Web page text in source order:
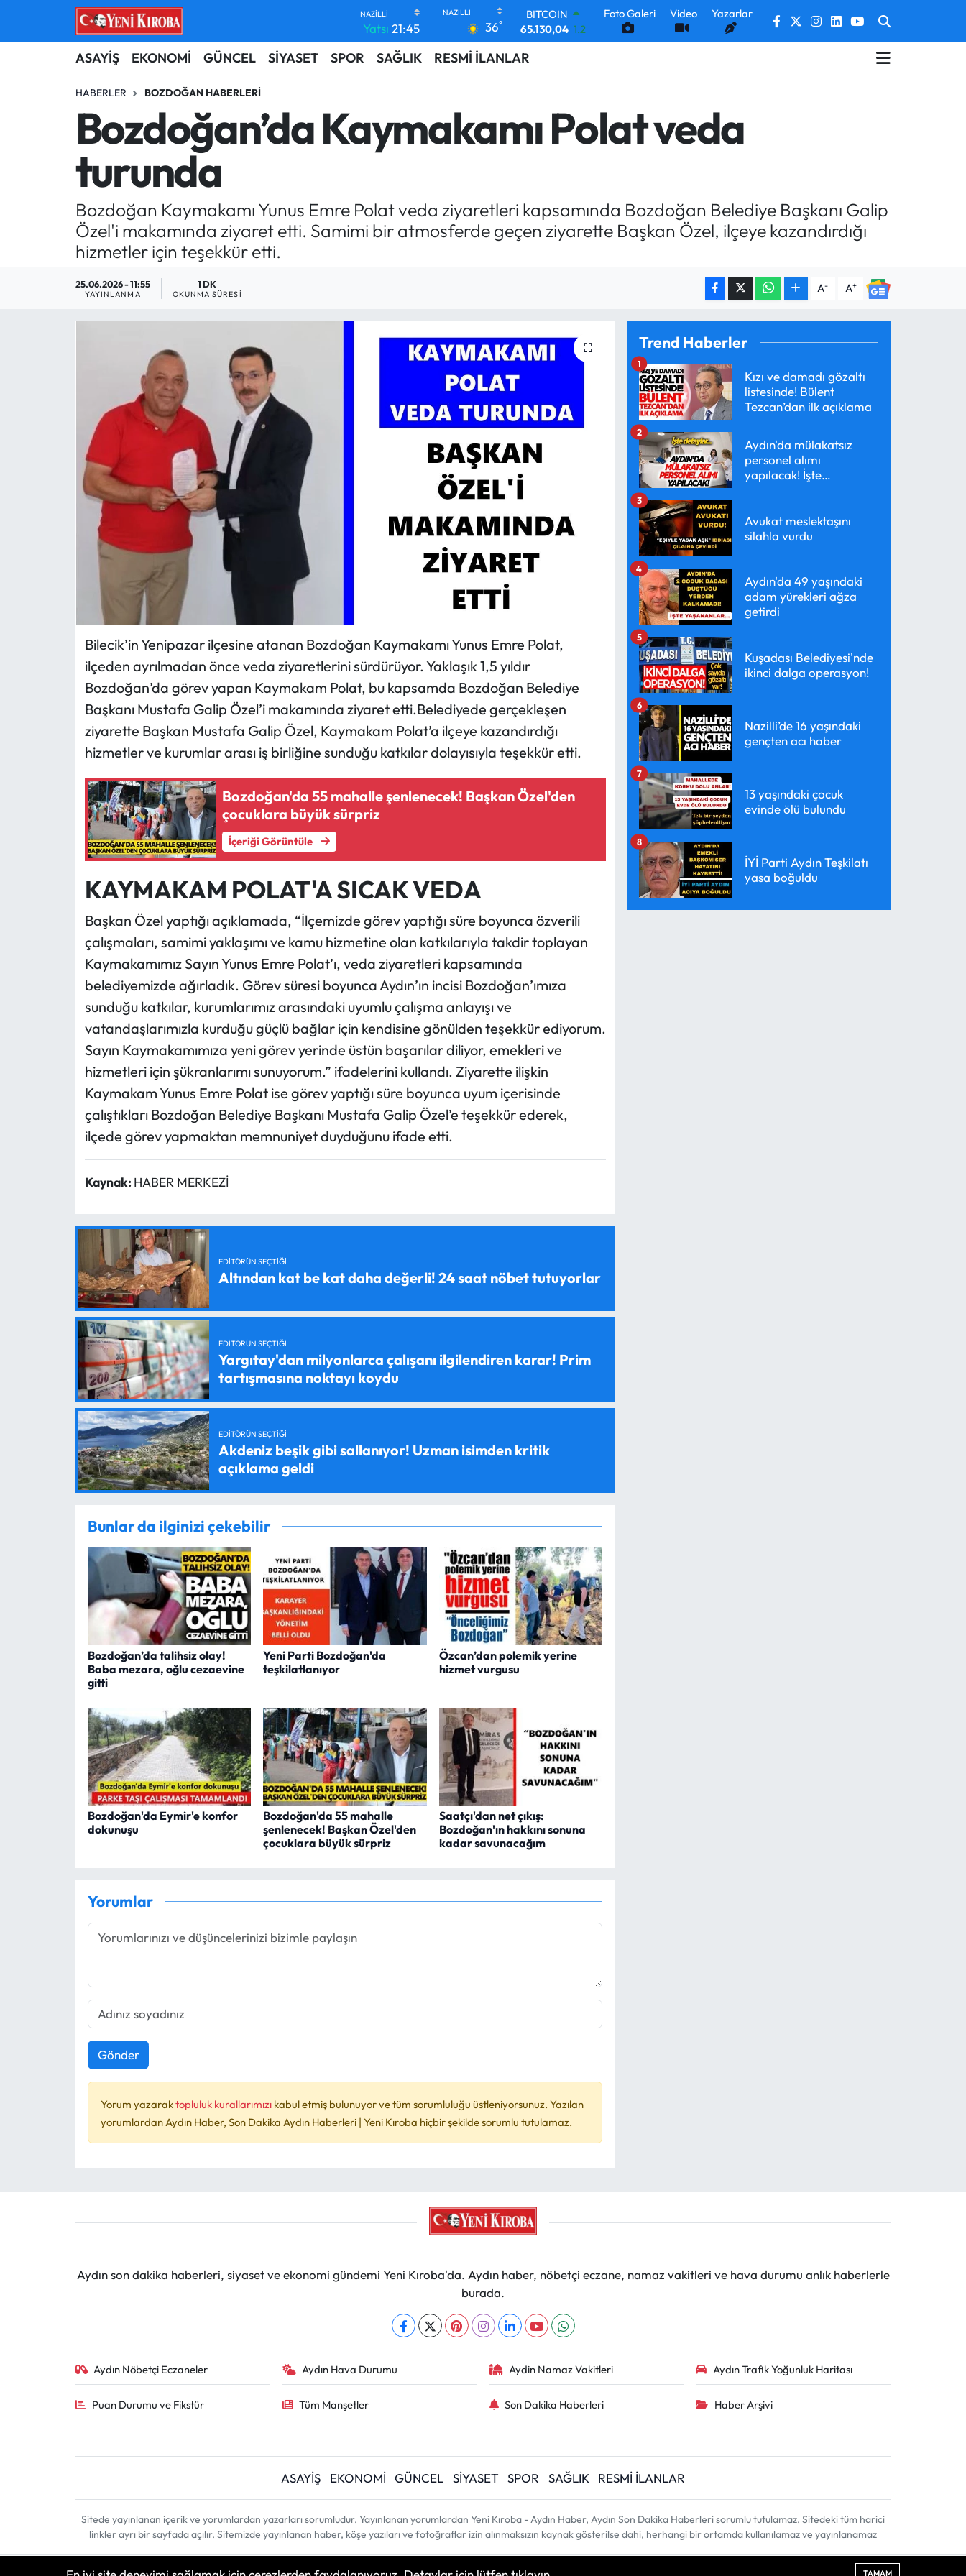
Yatsı 21:45 36°
65.130,04 1.2
DOLAR
GRAM ALTIN
2.12
Foto Galeri Video Yazarlar
ASAYİŞ EKONOMİ GÜNCEL SİYASET SPOR SAĞLIK RESMİ İLANLAR
HABERLER BOZDOĞAN HABERLERI
Bozdoğan’da Kaymakamı Polat veda
turunda
Bozdoğan Kaymakamı Yunus Emre Polat veda ziyaretleri kapsamında Bozdoğan Belediye Başkanı Galip
Özel'i makamında ziyaret etti. Samimi bir atmosferde geçen ziyarette Başkan Özel, ilçeye kazandırdığı
hizmetler için teşekkür etti.
25.06.2026 - 11:55
YAYINLANMA
1 DK
OKUNMA SÜRESI A- A+
Bilecik’in Yenipazar ilçesine atanan Bozdoğan Kaymakamı Yunus Emre Polat,
ilçeden ayrılmadan önce veda ziyaretlerini sürdürüyor. Yaklaşık 1,5 yıldır
Bozdoğan’da görev yapan Kaymakam Polat, bu kapsamda Bozdoğan Belediye
Başkanı Mustafa Galip Özel’i makamında ziyaret etti.Belediyede gerçekleşen
ziyarette Başkan Mustafa Galip Özel, Kaymakam Polat’a ilçeye kazandırdığı
hizmetler ve kurumlar arası iş birliğine sunduğu katkılar dolayısıyla teşekkür etti.
Bozdoğan'da 55 mahalle şenlenecek! Başkan Özel'den
çocuklara büyük sürpriz
İçeriği Görüntüle
KAYMAKAM POLAT'A SICAK VEDA
Başkan Özel yaptığı açıklamada, “İlçemizde görev yaptığı süre boyunca özverili
çalışmaları, samimi yaklaşımı ve kamu hizmetine olan katkılarıyla takdir toplayan
Kaymakamımız Sayın Yunus Emre Polat’ı, veda ziyaretleri kapsamında
belediyemizde ağırladık. Görev süresi boyunca Aydın’ın incisi Bozdoğan’ımıza
sunduğu katkılar, kurumlarımız arasındaki uyumlu çalışma anlayışı ve
vatandaşlarımızla kurduğu güçlü bağlar için kendisine gönülden teşekkür ediyorum.
Sayın Kaymakamımıza yeni görev yerinde üstün başarılar diliyor, emekleri ve
hizmetleri için şükranlarımı sunuyorum.” ifadelerini kullandı. Ziyarette ilişkin
Kaymakam Yunus Emre Polat ise görev yaptığı süre boyunca uyum içerisinde
çalıştıkları Bozdoğan Belediye Başkanı Mustafa Galip Özel’e teşekkür ederek,
ilçede görev yapmaktan memnuniyet duyduğunu ifade etti.
Kaynak: HABER MERKEZİ
EDITÖRÜN SEÇTIĞI
Altından kat be kat daha değerli! 24 saat nöbet tutuyorlar
EDITÖRÜN SEÇTIĞI
Yargıtay'dan milyonlarca çalışanı ilgilendiren karar! Prim
tartışmasına noktayı koydu
EDITÖRÜN SEÇTIĞI
Akdeniz beşik gibi sallanıyor! Uzman isimden kritik
açıklama geldi
Bunlar da ilginizi çekebilir
Bozdoğan’da talihsiz olay!
Baba mezara, oğlu cezaevine
gitti
Yeni Parti Bozdoğan'da
teşkilatlanıyor
Özcan’dan polemik yerine
hizmet vurgusu
Bozdoğan'da Eymir'e konfor
dokunuşu
Bozdoğan'da 55 mahalle
şenlenecek! Başkan Özel'den
çocuklara büyük sürpriz
Saatçı'dan net çıkış:
Bozdoğan'ın hakkını sonuna
kadar savunacağım
Yorumlar
Gönder
Yorum yazaraktopluluk kurallarımızı kabul etmiş bulunuyor ve tüm sorumluluğu üstleniyorsunuz. Yazılan
yorumlardan Aydın Haber, Son Dakika Aydın Haberleri | Yeni Kıroba hiçbir şekilde sorumlu tutulamaz.
Trend Haberler
Kızı ve damadı gözaltı
listesinde! Bülent
Tezcan’dan ilk açıklama
1
Aydın'da mülakatsız
personel alımı
yapılacak! İşte
2
Avukat meslektaşını
silahla vurdu
3
Aydın'da 49 yaşındaki
adam yürekleri ağza
getirdi
4
Kuşadası Belediyesi'nde
ikinci dalga operasyon!
5
Nazilli’de 16 yaşındaki
gençten acı haber
6
13 yaşındaki çocuk
evinde ölü bulundu
7
İYİ Parti Aydın Teşkilatı
yasa boğuldu
8
Aydın son dakika haberleri, siyaset ve ekonomi gündemi Yeni Kıroba'da. Aydın haber, nöbetçi eczane, namaz vakitleri ve hava durumu anlık haberlerle
burada.
Aydın Nöbetçi Eczaneler Aydın Hava Durumu Aydin Namaz Vakitleri Aydın Trafik Yoğunluk Haritası
Puan Durumu ve Fikstür Tüm Manşetler Son Dakika Haberleri Haber Arşivi
ASAYİŞ EKONOMİ GÜNCEL SİYASET SPOR SAĞLIK RESMİ İLANLAR
Sitede yayınlanan içerik ve yorumlardan yazarları sorumludur. Yayınlanan yorumlardan Yeni Kıroba - Aydın Haber, Aydın Son Dakika Haberleri sorumlu tutulamaz. Sitedeki tüm harici
linkler ayrı bir sayfada açılır. Sitemizde yayınlanan haber, köşe yazıları ve fotoğraflar izin alınmaksızın kaynak gösterilse dahi, herhangi bir ortamda kullanılamaz ve yayınlanamaz
TAMAM
ASAYİŞ
BİLİM-TEKNOLOJİ
DÜNYA
EĞİTİM
EKONOMİ
HABER İLAN
Aydın Nöbetçi Eczaneler
Aydın Hava Durumu
Aydin Namaz Vakitleri
Aydın Trafik Yoğunluk Haritası
Süper Lig Puan Durumu ve Fikstür
Tüm Manşetler